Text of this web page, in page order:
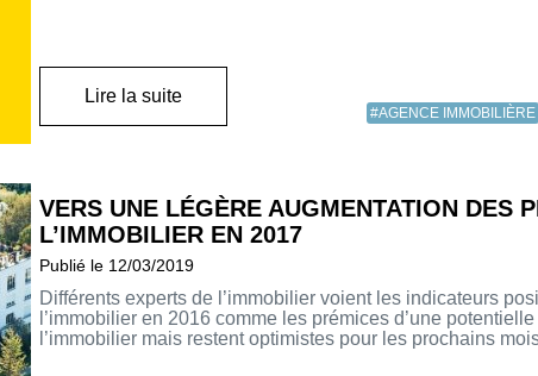
Lire la suite
#AGENCE IMMOBILIÈRE
VERS UNE LÉGÈRE AUGMENTATION DES
L’IMMOBILIER EN 2017
Publié le 12/03/2019
Différents experts de l’immobilier voient les indicateurs
l’immobilier en 2016 comme les prémices d’une
l’immobilier mais restent optimistes pour les prochains